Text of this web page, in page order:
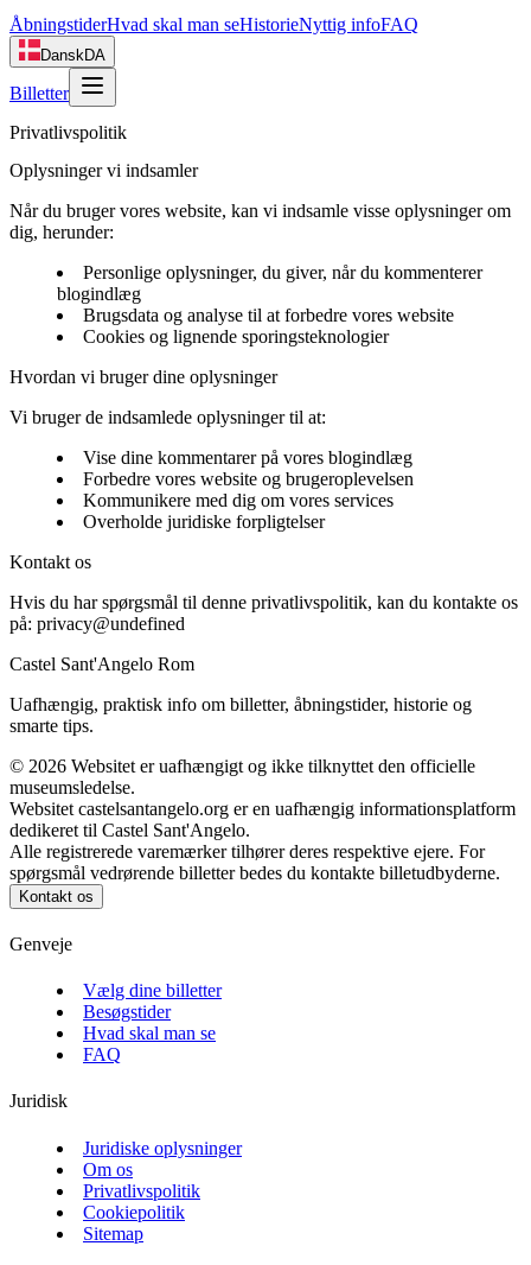
ÅbningstiderHvad skal man seHistorieNyttig infoFAQ
DanskDA
Billetter
Privatlivspolitik
Oplysninger vi indsamler
Når du bruger vores website, kan vi indsamle visse oplysninger om
dig, herunder:
Personlige oplysninger, du giver, når du kommenterer
blogindlæg
Brugsdata og analyse til at forbedre vores website
Cookies og lignende sporingsteknologier
Hvordan vi bruger dine oplysninger
Vi bruger de indsamlede oplysninger til at:
Vise dine kommentarer på vores blogindlæg
Forbedre vores website og brugeroplevelsen
Kommunikere med dig om vores services
Overholde juridiske forpligtelser
Kontakt os
Hvis du har spørgsmål til denne privatlivspolitik, kan du kontakte os
på: privacy@undefined
Castel Sant'Angelo Rom
Uafhængig, praktisk info om billetter, åbningstider, historie og
smarte tips.
© 2026 Websitet er uafhængigt og ikke tilknyttet den officielle
museumsledelse.
Websitet castelsantangelo.org er en uafhængig informationsplatform
dedikeret til Castel Sant'Angelo.
Alle registrerede varemærker tilhører deres respektive ejere. For
spørgsmål vedrørende billetter bedes du kontakte billetudbyderne.
Kontakt os
Genveje
Vælg dine billetter
Besøgstider
Hvad skal man se
FAQ
Juridisk
Juridiske oplysninger
Om os
Privatlivspolitik
Cookiepolitik
Sitemap